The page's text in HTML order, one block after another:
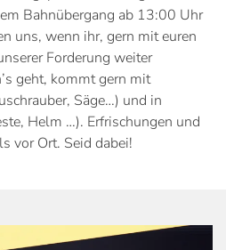
Bahnübergang ab 13:00 Uhr
uns, wenn ihr, gern mit euren
Forderung weiter
geht, kommt gern mit
Säge…) und in
Helm …). Erfrischungen und
vor Ort. Seid dabei!